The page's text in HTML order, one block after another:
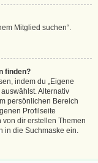
Mitglied suchen“.
finden?
indem du „Eigene
Alternativ
persönlichen Bereich
Profilseite
dir erstellen Themen
in die Suchmaske ein.